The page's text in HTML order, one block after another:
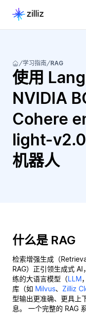
学习指南 RAG
使用
NVIDIA
Cohere
light-v2.0
机器人
什么是 RAG
检索增强生成（
RAG）正引领生成式
练的大语言模型（LLM
库（如 Milvus、 Zilliz
型输出更准确、更具上
息。 一个完整的 RAG